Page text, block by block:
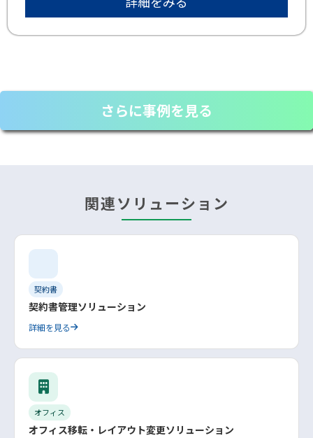
さらに事例を見る
関連ソリューション
契約書
契約書管理ソリューション
詳細を見る
オフィス
オフィス移転・レイアウト変更ソリューション